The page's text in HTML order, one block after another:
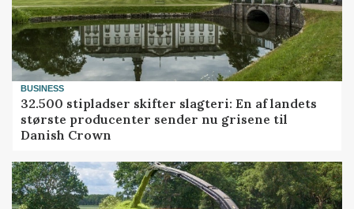
BUSINESS
32.500 stipladser skifter slagteri: En af landets
største producenter sender nu grisene til
Danish Crown